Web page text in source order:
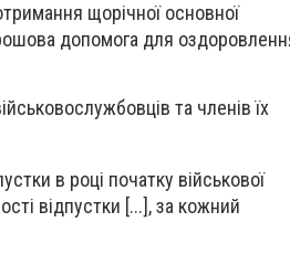
щорічної основної
допомога для
та членів їх
в році початку військової
відпустки [...], за кожний